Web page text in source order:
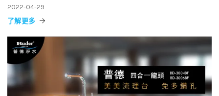
2022-04-29
了解更多